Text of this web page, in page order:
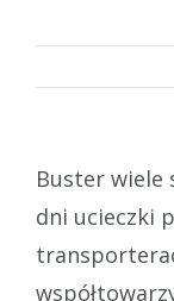
Buster wiele
dni ucieczki